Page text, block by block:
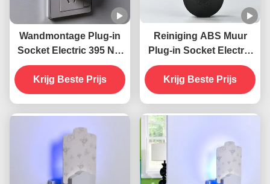
Wandmontage Plug-in
Socket Electric 395 NM
UV
muggenverdelgende
lamp vliegende
Krijg Beste Prijs
Reiniging ABS Muur
Plug-in Socket Electric
395 NM UV
muggenverdelgende
lamp Vliegende
Krijg Beste Prijs